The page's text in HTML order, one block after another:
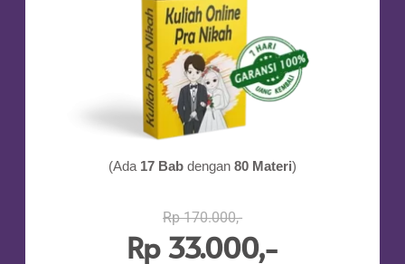
(Ada 17 Bab dengan 80 Materi)
Rp 170.000,-
Rp 33.000,-